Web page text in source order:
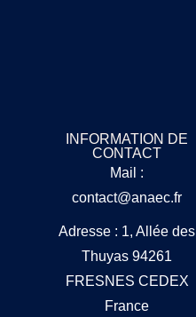
INFORMATION DE
CONTACT
Mail :
contact@anaec.fr
Adresse : 1, Allée des
Thuyas 94261
FRESNES CEDEX
France